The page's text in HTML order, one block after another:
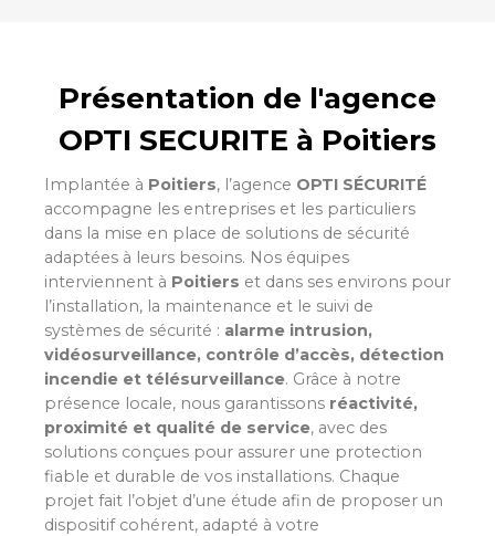
Présentation de l'agence
OPTI SECURITE à Poitiers
Implantée à Poitiers, l’agence OPTI SÉCURITÉ
accompagne les entreprises et les particuliers
dans la mise en place de solutions de sécurité
adaptées à leurs besoins. Nos équipes
interviennent à Poitiers et dans ses environs pour
l’installation, la maintenance et le suivi de
systèmes de sécurité : alarme intrusion,
vidéosurveillance, contrôle d’accès, détection
incendie et télésurveillance. Grâce à notre
présence locale, nous garantissons réactivité,
proximité et qualité de service, avec des
solutions conçues pour assurer une protection
fiable et durable de vos installations. Chaque
projet fait l’objet d’une étude afin de proposer un
dispositif cohérent, adapté à votre